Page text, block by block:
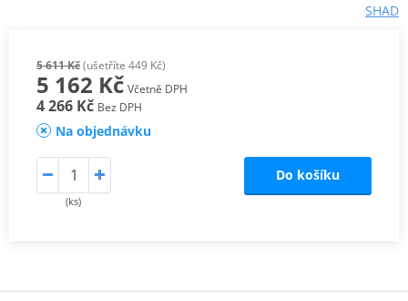
SHAD
5 611 Kč(ušetříte 449 Kč)
5 162 Kč Včetně DPH
4 266 Kč Bez DPH
Na objednávku
(ks)
Do košíku